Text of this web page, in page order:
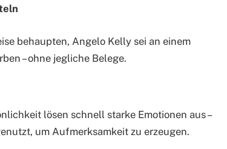
behaupten, Angelo Kelly sei an einem
– ohne jegliche Belege.
lösen schnell starke Emotionen aus –
um Aufmerksamkeit zu erzeugen.